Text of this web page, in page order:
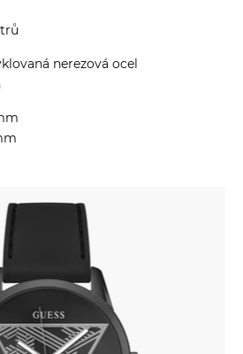
nerezová ocel